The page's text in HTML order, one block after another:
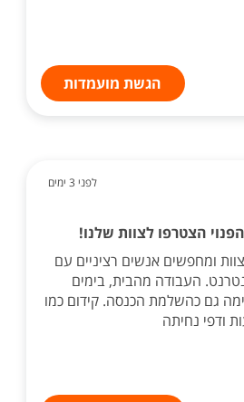
הגשת מועמדות
לפני 3 ימים
הצטרפו לצוות שלנו!
ומחפשים אנשים רציניים עם
העבודה מהבית, בימים
גם כהשלמת הכנסה. קידום כמו
ודפי נחיתה